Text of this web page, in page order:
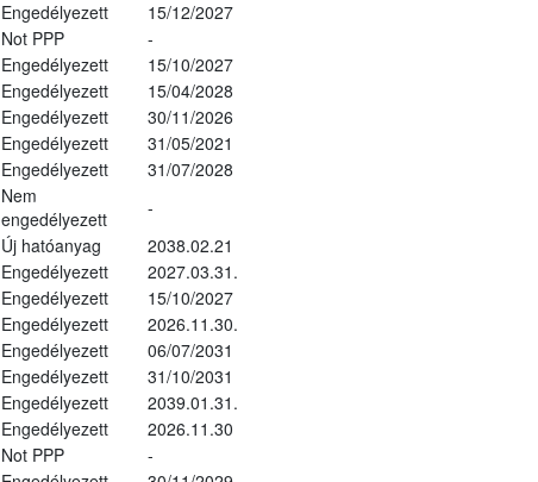
Engedélyezett
15/12/2027
Not PPP
-
Engedélyezett
15/10/2027
Engedélyezett
15/04/2028
Engedélyezett
30/11/2026
Engedélyezett
31/05/2021
Engedélyezett
31/07/2028
Nem
engedélyezett
-
Új hatóanyag
2038.02.21
Engedélyezett
2027.03.31.
Engedélyezett
15/10/2027
Engedélyezett
2026.11.30.
Engedélyezett
06/07/2031
Engedélyezett
31/10/2031
Engedélyezett
2039.01.31.
Engedélyezett
2026.11.30
Not PPP
-